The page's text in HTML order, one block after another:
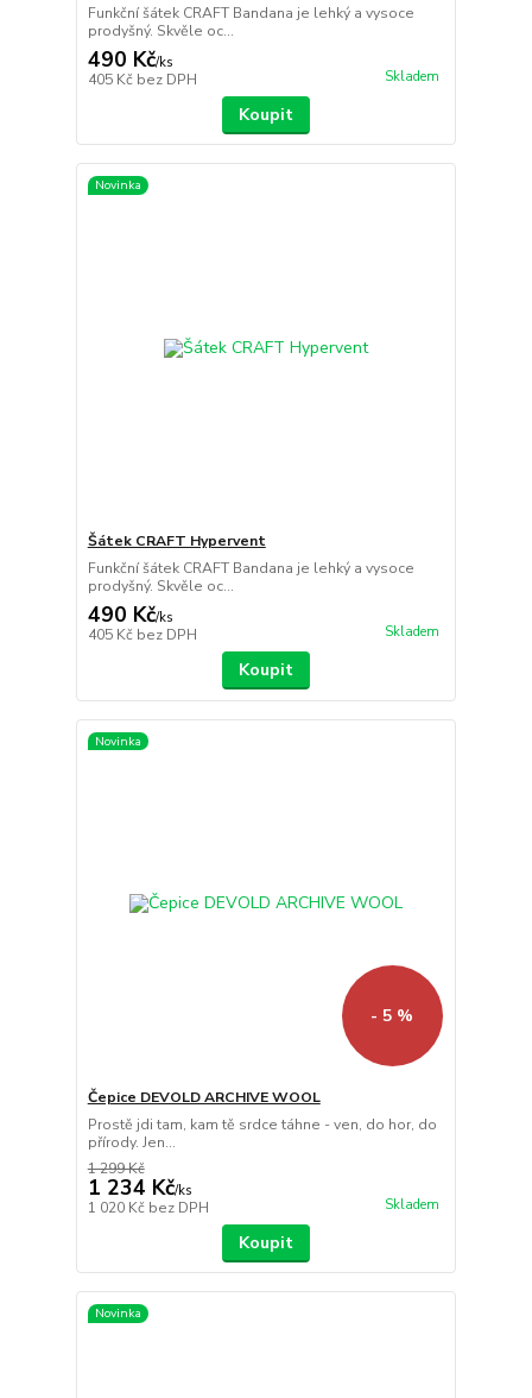
Funkční šátek CRAFT Bandana je lehký a vysoce
prodyšný. Skvěle oc...
490 Kč/ks
405 Kč bez DPH Skladem
Koupit
Novinka
Šátek CRAFT Hypervent
Funkční šátek CRAFT Bandana je lehký a vysoce
prodyšný. Skvěle oc...
490 Kč/ks
405 Kč bez DPH Skladem
Koupit
Novinka
- 5 %
Čepice DEVOLD ARCHIVE WOOL
Prostě jdi tam, kam tě srdce táhne - ven, do hor, do
přírody. Jen...
1 299 Kč
1 234 Kč/ks
1 020 Kč bez DPH Skladem
Koupit
Novinka